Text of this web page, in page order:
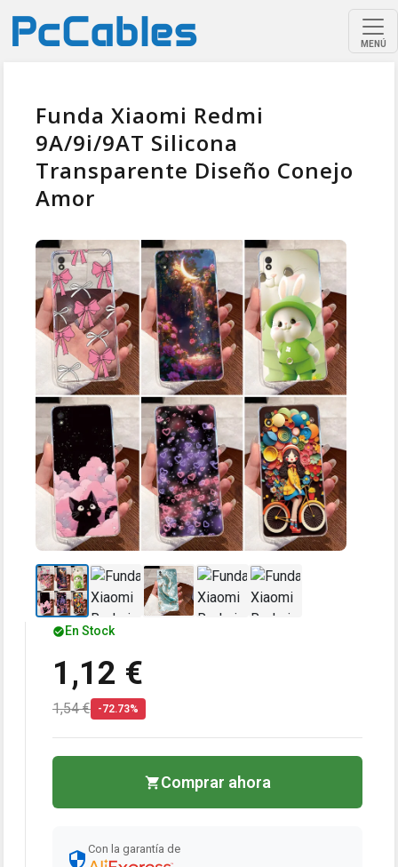
MENÚ
Funda Xiaomi Redmi
9A/9i/9AT Silicona
Transparente Diseño Conejo
Amor
En Stock
1,12 €
1,54 € -72.73%
Comprar ahora
Con la garantía de